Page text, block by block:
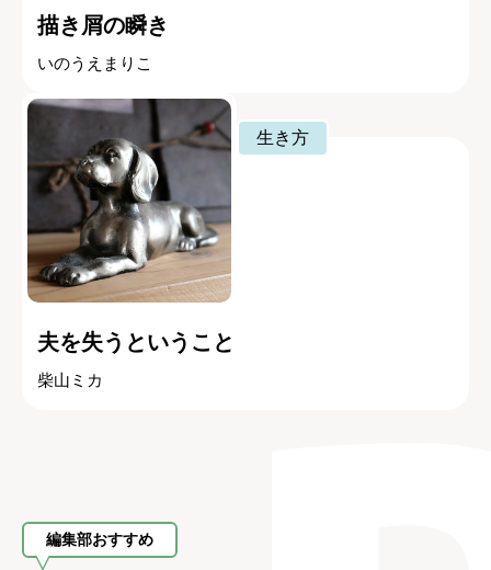
描き屑の瞬き
いのうえまりこ
生き方
夫を失うということ
柴山ミカ
編集部おすすめ